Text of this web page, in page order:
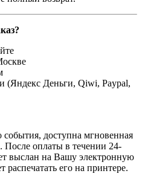
(Яндекс Деньги, Qiwi, Paypal,
доступна мгновенная
. После оплаты в течении 24-
выслан на Вашу электронную
его на принтере.